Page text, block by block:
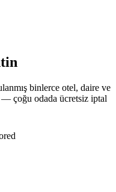
binlerce otel, daire ve
— çoğu odada ücretsiz iptal